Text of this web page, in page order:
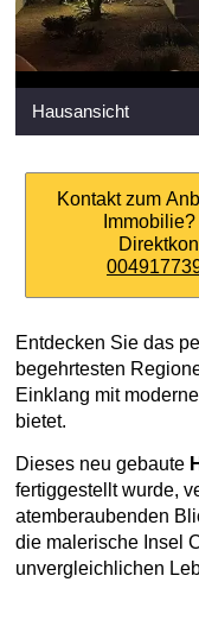
Hausansicht
Kontakt zum
Immobilie?
Entdecken Sie das
begehrtesten
Einklang mit
bietet.
Dieses neu gebaute
fertiggestellt wurde,
atemberaubenden
die malerische Insel
unvergleichlichen